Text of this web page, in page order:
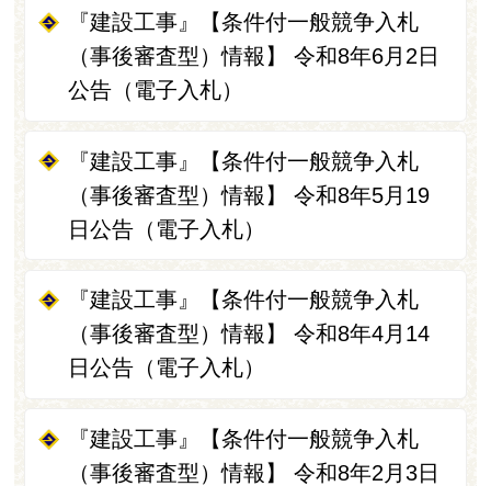
『建設工事』【条件付一般競争入札
（事後審査型）情報】 令和8年6月2日
公告（電子入札）
『建設工事』【条件付一般競争入札
（事後審査型）情報】 令和8年5月19
日公告（電子入札）
『建設工事』【条件付一般競争入札
（事後審査型）情報】 令和8年4月14
日公告（電子入札）
『建設工事』【条件付一般競争入札
（事後審査型）情報】 令和8年2月3日